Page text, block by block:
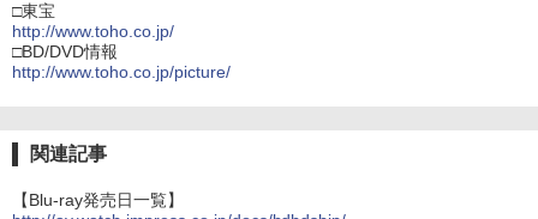
□東宝
http://www.toho.co.jp/
□BD/DVD情報
http://www.toho.co.jp/picture/
関連記事
【Blu-ray発売日一覧】